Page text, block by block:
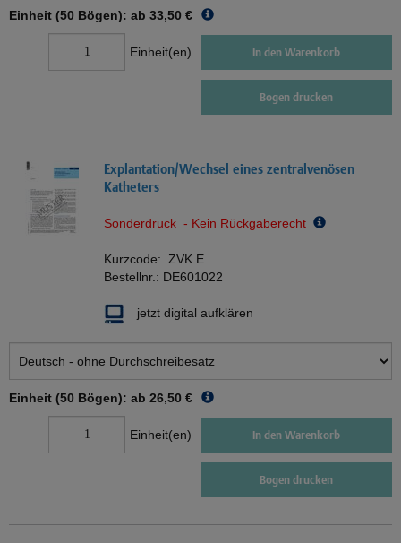
Einheit (50 Bögen): ab 33,50 €
Einheit(en) In den Warenkorb
Bogen drucken
Explantation/Wechsel eines zentralvenösen
Katheters
Sonderdruck - Kein Rückgaberecht
Kurzcode: ZVK E
Bestellnr.: DE601022
jetzt digital aufklären
Einheit (50 Bögen): ab 26,50 €
Einheit(en) In den Warenkorb
Bogen drucken